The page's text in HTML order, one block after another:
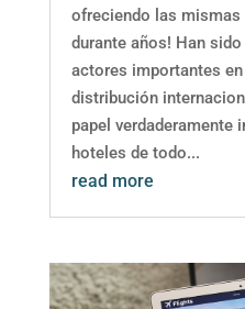
ofreciendo las
durante años! Han
actores importantes
distribución
papel verdaderamente
hoteles de todo...
read more